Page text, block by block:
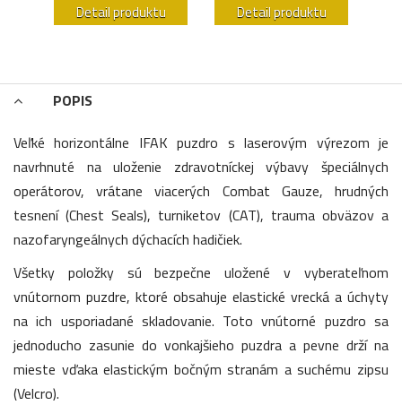
Detail produktu Detail produktu
POPIS
Veľké horizontálne IFAK puzdro s laserovým výrezom je
navrhnuté na uloženie zdravotníckej výbavy špeciálnych
operátorov, vrátane viacerých Combat Gauze, hrudných
tesnení (Chest Seals), turniketov (CAT), trauma obväzov a
nazofaryngeálnych dýchacích hadičiek.
Všetky položky sú bezpečne uložené v vyberateľnom
vnútornom puzdre, ktoré obsahuje elastické vrecká a úchyty
na ich usporiadané skladovanie. Toto vnútorné puzdro sa
jednoducho zasunie do vonkajšieho puzdra a pevne drží na
mieste vďaka elastickým bočným stranám a suchému zipsu
(Velcro).